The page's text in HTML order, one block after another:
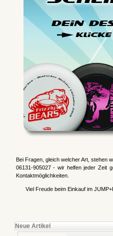
Bei Fragen, gleich welcher Art, stehen
06131-905027 - wir helfen jeder Zeit
Kontaktmöglichkeiten.
Viel Freude beim Einkauf im
Neue Artikel